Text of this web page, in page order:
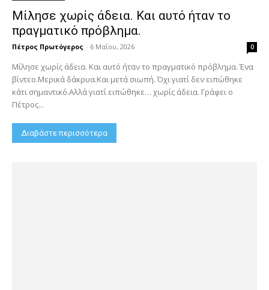
Μίλησε χωρίς άδεια. Και αυτό ήταν το
πραγματικό πρόβλημα.
Πέτρος Πρωτόγερος - 6 Μαΐου, 2026 0
Μίλησε χωρίς άδεια. Και αυτό ήταν το πραγματικό πρόβλημα. Ένα
βίντεο.Μερικά δάκρυα.Και μετά σιωπή. Όχι γιατί δεν ειπώθηκε
κάτι σημαντικό.Αλλά γιατί ειπώθηκε… χωρίς άδεια. Γράφει ο
Πέτρος...
Διαβάστε περισσότερα